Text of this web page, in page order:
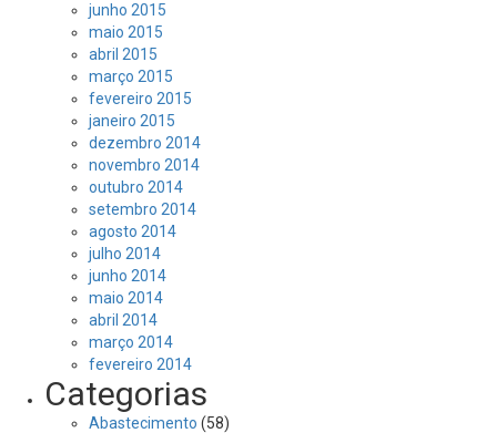
junho 2015
maio 2015
abril 2015
março 2015
fevereiro 2015
janeiro 2015
dezembro 2014
novembro 2014
outubro 2014
setembro 2014
agosto 2014
julho 2014
junho 2014
maio 2014
abril 2014
março 2014
fevereiro 2014
Categorias
Abastecimento (58)